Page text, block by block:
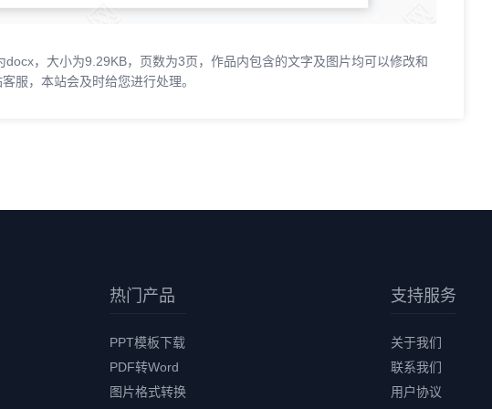
，大小为9.29KB，页数为3页，作品内包含的文字及图片均可以修改和
服，本站会及时给您进行处理。
热门产品
PPT模板下载
PDF转Word
图片格式转换
支持服务
关于我们
联系我们
用户协议